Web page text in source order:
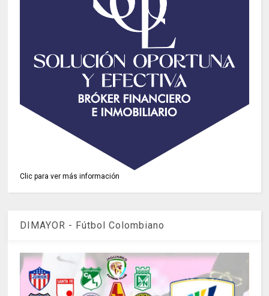
Clic para ver más información
DIMAYOR - Fútbol Colombiano